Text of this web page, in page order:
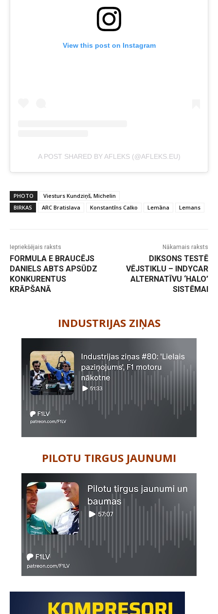
View this post on Instagram
A POST SHARED BY AFLEKS (@AFLEKS.EU)
PHOTO
Viesturs Kundziņš, Michelin
BIRKAS
ARC Bratislava Konstantīns Calko Lemāna Lemans
Iepriekšējais raksts
FORMULA E BRAUCĒJS
DANIELS ABTS APSŪDZ
KONKURENTUS
KRĀPŠANĀ
Nākamais raksts
DIKSONS TESTĒ
VĒJSTIKLU – INDYCAR
ALTERNATĪVU ‘HALO’
SISTĒMAI
INDUSTRIJAS ZIŅAS
PILOTU TIRGUS JAUNUMI